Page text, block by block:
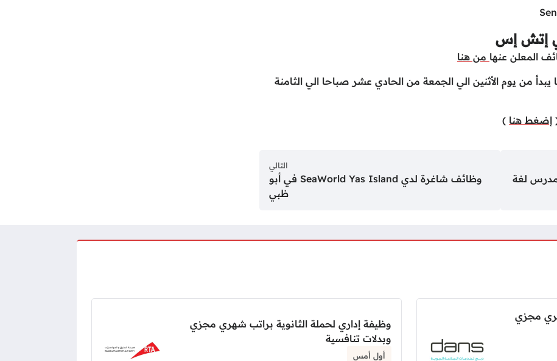
إتش إس
المعلن عنها من هنا
من يوم الأثنين الي الجمعة من الحادي عشر صباحا الي الثامنة
إضغط هنا )
لغة
التالي
وظائف شاغرة لدي SeaWorld Yas Island في أبو
ظبي
مجزي
وظيفة إداري لحملة الثانوية براتب شهري مجزي
وبدلات تنافسية
أول أمس